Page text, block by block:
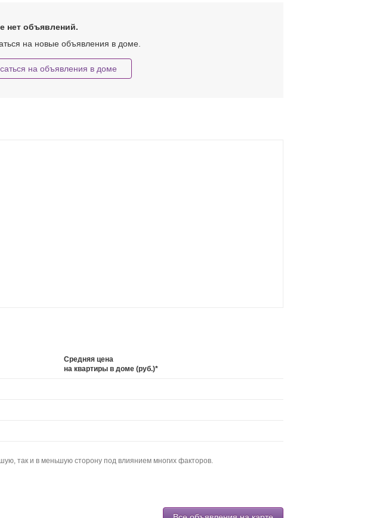
нет объявлений.
на новые объявления в доме.
на объявления в доме
Средняя цена
на квартиры в доме (руб.)*
так и в меньшую сторону под влиянием многих факторов.